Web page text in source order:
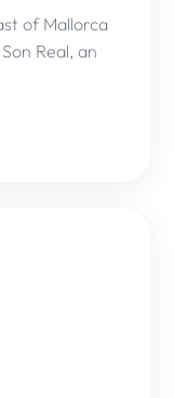
of Mallorca
Real, an